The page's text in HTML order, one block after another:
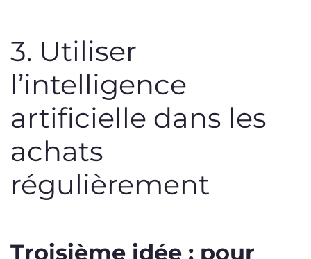
3. Utiliser
l’intelligence
artificielle dans les
achats
régulièrement
Troisième idée : pour